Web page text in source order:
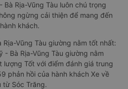
Bà Rịa-Vũng Tàu luôn chú trọng
ngừng cải thiện để mang đến
khách.
Rịa-Vũng Tàu giường nằm tốt nhất:
- Bà Rịa-Vũng Tàu giường nằm
Tốt với điểm đánh giá trung
phản hồi của hành khách Xe về
từ Sóc Trăng.